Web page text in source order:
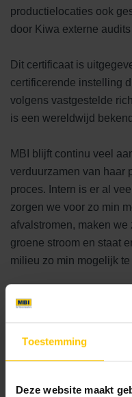
Toestemming
Deze website maakt
productielocaties ook
door Kiwa externe
Dit certificaat is
certificerende instelling
volgens vastgestelde
is een wereldwijd
MBI blijft continu veel
verduurzamen van haar
proces. Intern is er al
zorgen we voor zo min
afvalstromen, maken
groene stroom en staat
milieu zo min mogelijk
MBI zet zich bewust in
kunnen we allemaal
na ons.
Klik om de pdf te